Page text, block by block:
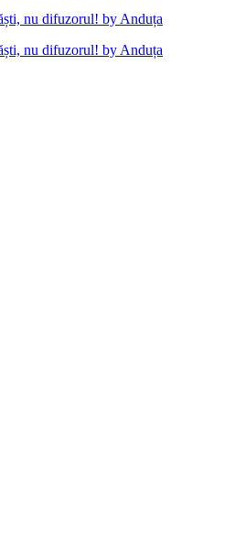
nu difuzorul! by Anduța
nu difuzorul! by Anduța